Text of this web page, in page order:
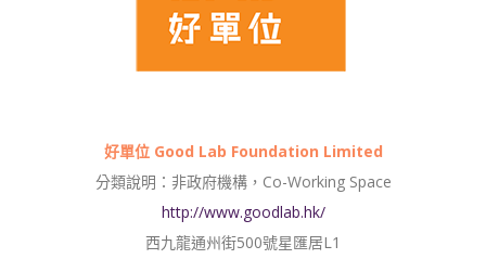
好單位 Good Lab Foundation Limited
分類說明：非政府機構，Co-Working Space
http://www.goodlab.hk/
西九龍通州街500號星匯居L1